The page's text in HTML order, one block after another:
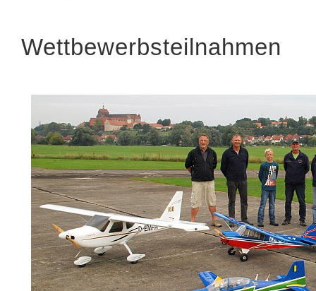
Wettbewerbsteilnahmen